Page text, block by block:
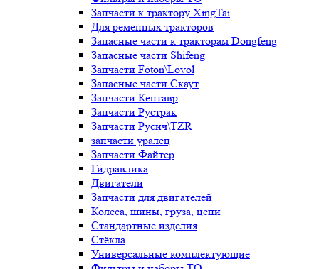
Запчасти к трактору XingTai
Для ременных тракторов
Запасные части к тракторам Dongfeng
Запасные части Shifeng
Запчасти Foton\Lovol
Запасные части Скаут
Запчасти Кентавр
Запчасти Рустрак
Запчасти Русич\TZR
запчасти уралец
Запчасти Файтер
Гидравлика
Двигатели
Запчасти для двигателей
Колёса, шины, груза, цепи
Стандартные изделия
Стёкла
Универсальные комплектующие